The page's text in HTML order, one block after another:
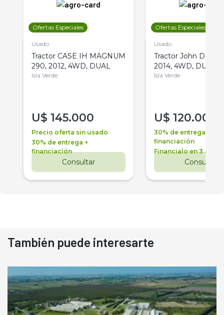
Ofertas Especiales
Usado
Tractor CASE IH MAGNUM
290, 2012, 4WD, DUAL
Isla Verde
U$ 145.000
Precio oferta sin usado
30% de entrega +
financiación
Consultar
Ofertas Especiales
Usado
Tractor John Deere
2014, 4WD, DUAL
Isla Verde
U$ 120.000
30% de entrega +
financiación
Financialo en 3 años
Consultar
También puede interesarte